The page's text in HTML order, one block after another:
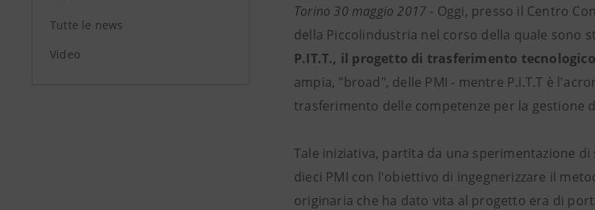
Tutte le news
Video
Torino 30 maggio 2017 - Oggi, presso il Centro
della Piccolindustria nel corso della quale sono
P.IT.T., il progetto di trasferimento
ampia, "broad", delle PMI - mentre P.I.T.T è
trasferimento delle competenze per la gestione
Tale iniziativa, partita da una sperimentazione di
dieci PMI con l'obiettivo di ingegnerizzare il
originaria che ha dato vita al progetto era di